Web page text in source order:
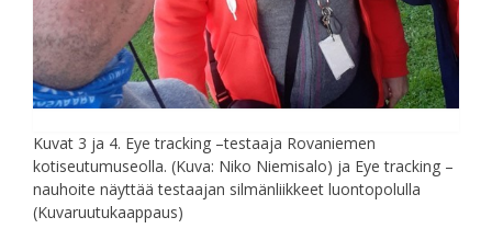
Kuvat 3 ja 4. Eye tracking –testaaja Rovaniemen
kotiseutumuseolla. (Kuva: Niko Niemisalo) ja Eye tracking –
nauhoite näyttää testaajan silmänliikkeet luontopolulla
(Kuvaruutukaappaus)